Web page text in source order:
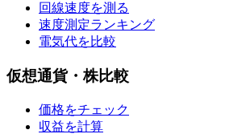
回線速度を測る
速度測定ランキング
電気代を比較
仮想通貨・株比較
価格をチェック
収益を計算